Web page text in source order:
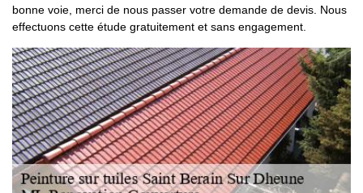
bonne voie, merci de nous passer votre demande de devis. Nous
effectuons cette étude gratuitement et sans engagement.